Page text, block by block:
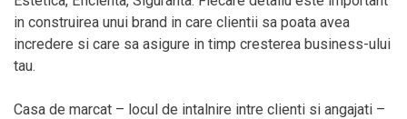
in construirea unui brand in care clientii sa poata avea
incredere si care sa asigure in timp cresterea business-ului
tau.
Casa de marcat – locul de intalnire intre clienti si angajati –